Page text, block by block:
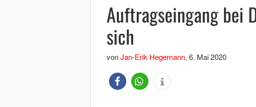
Auftragseingang bei
sich
vonJan-Erik Hegemann, 6. Mai 2020